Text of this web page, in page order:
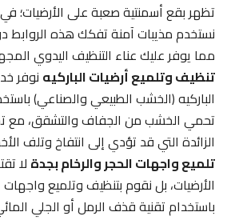
تظهر بقع أسمنتية صعبة على الأرضيات؛
نستخدم مذيبات آمنة تفكك هذه الروابط
مما يوفر عليك عناء التنظيف اليدوي المجهد
تنظيف وتلميع أرضيات الباركيهنوفر
الباركيه (الخشب الطبيعي والصناعي)
تحمي الخشب من الجفاف والتشقق، مع
الزائدة التي قد تؤدي إلى انتفاخ وتلف
تلميع واجهات الحجر والرخام بجدةلا
الأرضيات، بل نقوم بتنظيف وتلميع واجهات
باستخدام تقنية قذف الرمل أو الجلي المائي،